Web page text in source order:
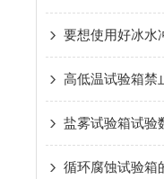
高低温试验箱禁
盐雾试验箱试验
循环腐蚀试验箱